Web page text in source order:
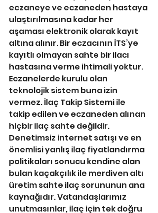
eczaneye ve eczaneden hastaya
ulaştırılmasına kadar her
aşaması elektronik olarak kayıt
altına alınır. Bir eczacının İTS’ye
kayıtlı olmayan sahte bir ilacı
hastasına verme ihtimali yoktur.
Eczanelerde kurulu olan
teknolojik sistem buna izin
vermez. İlaç Takip Sistemi ile
takip edilen ve eczaneden alınan
hiçbir ilaç sahte değildir.
Denetimsiz internet satışı ve en
önemlisi yanlış ilaç fiyatlandırma
politikaları sonucu kendine alan
bulan kaçakçılık ile merdiven altı
üretim sahte ilaç sorununun ana
kaynağıdır. Vatandaşlarımız
unutmasınlar, ilaç için tek doğru